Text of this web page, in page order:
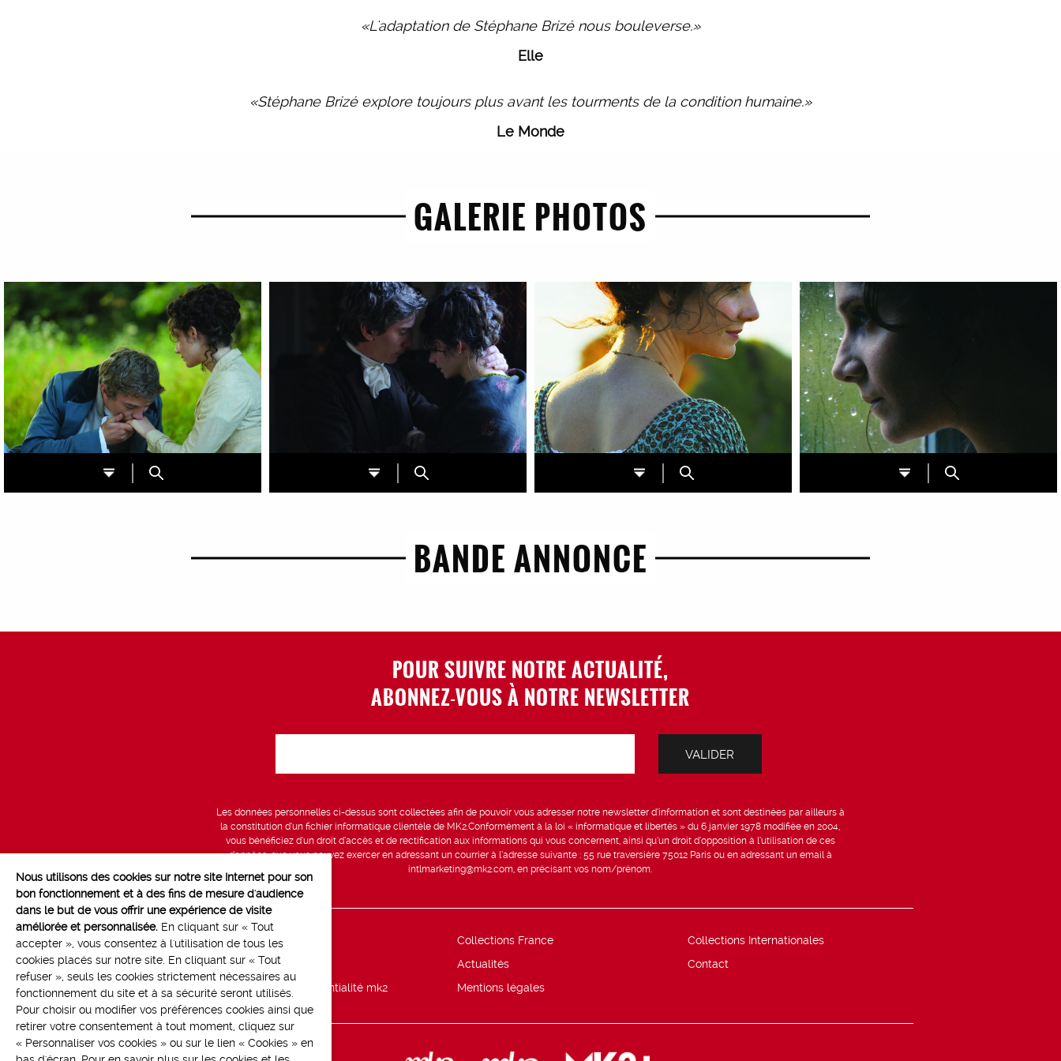
«L'adaptation de Stéphane Brizé nous bouleverse.»
Elle
«Stéphane Brizé explore toujours plus avant les tourments de la condition humaine.»
Le Monde
GALERIE PHOTOS
BANDE ANNONCE
POUR SUIVRE NOTRE ACTUALITÉ,
ABONNEZ-VOUS À NOTRE NEWSLETTER
Les données personnelles ci-dessus sont collectées afin de pouvoir vous adresser notre newsletter d’information et sont destinées par ailleurs à
la constitution d’un fichier informatique clientèle de MK2.Conformément à la loi « informatique et libertés » du 6 janvier 1978 modifiée en 2004,
vous bénéficiez d’un droit d’accès et de rectification aux informations qui vous concernent, ainsi qu’un droit d’opposition à l’utilisation de ces
données, que vous pouvez exercer en adressant un courrier à l’adresse suivante : 55 rue traversière 75012 Paris ou en adressant un email à
intlmarketing@mk2.com, en précisant vos nom/prénom.
Line up Collections France
Collections Internationales
Marchés
Actualités
Contact
Politique de confidentialité mk2
Mentions légales
Nous utilisons des cookies sur notre site Internet pour son
bon fonctionnement et à des fins de mesure d'audience
dans le but de vous offrir une expérience de visite
améliorée et personnalisée. En cliquant sur « Tout
accepter », vous consentez à l'utilisation de tous les
cookies placés sur notre site. En cliquant sur « Tout
refuser », seuls les cookies strictement nécessaires au
fonctionnement du site et à sa sécurité seront utilisés.
Pour choisir ou modifier vos préférences cookies ainsi que
retirer votre consentement à tout moment, cliquez sur
« Personnaliser vos cookies » ou sur le lien « Cookies » en